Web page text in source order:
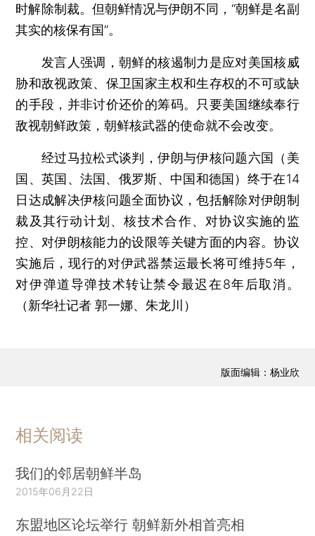
时解除制裁。但朝鲜情况与伊朗不同，“朝鲜是名副
其实的核保有国”。
发言人强调，朝鲜的核遏制力是应对美国核威
胁和敌视政策、保卫国家主权和生存权的不可或缺
的手段，并非讨价还价的筹码。只要美国继续奉行
敌视朝鲜政策，朝鲜核武器的使命就不会改变。
经过马拉松式谈判，伊朗与伊核问题六国（美
国、英国、法国、俄罗斯、中国和德国）终于在14
日达成解决伊核问题全面协议，包括解除对伊朗制
裁及其行动计划、核技术合作、对协议实施的监
控、对伊朗核能力的设限等关键方面的内容。协议
实施后，现行的对伊武器禁运最长将可维持5年，
对伊弹道导弹技术转让禁令最迟在8年后取消。
（新华社记者 郭一娜、朱龙川）
版面编辑：杨业欣
相关阅读
我们的邻居朝鲜半岛
2015年06月22日
东盟地区论坛举行 朝鲜新外相首亮相